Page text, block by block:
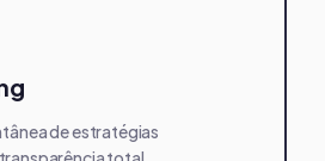
de estratégias